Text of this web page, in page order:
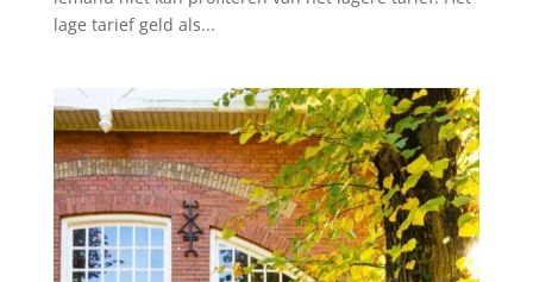
lage tarief geld als...